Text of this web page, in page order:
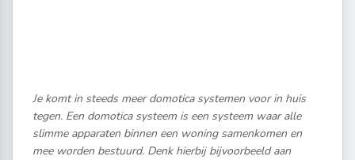
Je komt in steeds meer domotica systemen voor in huis
tegen. Een domotica systeem is een systeem waar alle
slimme apparaten binnen een woning samenkomen en
mee worden bestuurd. Denk hierbij bijvoorbeeld aan